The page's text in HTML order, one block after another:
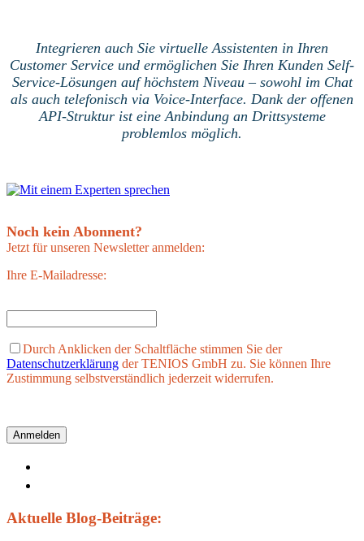
Integrieren auch Sie virtuelle Assistenten in Ihren
Customer Service und ermöglichen Sie Ihren Kunden Self-
Service-Lösungen auf höchstem Niveau – sowohl im Chat
als auch telefonisch via Voice-Interface. Dank der offenen
API-Struktur ist eine Anbindung an Drittsysteme
problemlos möglich.
Noch kein Abonnent?
Jetzt für unseren Newsletter anmelden:
Ihre E-Mailadresse:
Durch Anklicken der Schaltfläche stimmen Sie der
Datenschutzerklärung der TENIOS GmbH zu. Sie können Ihre
Zustimmung selbstverständlich jederzeit widerrufen.
Aktuelle Blog-Beiträge: